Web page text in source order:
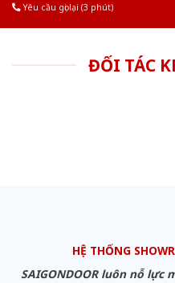
Yêu cầu gọi lại (3 phút)
ĐỐI TÁC
HỆ THỐNG
SAIGONDOOR luôn nỗ lực